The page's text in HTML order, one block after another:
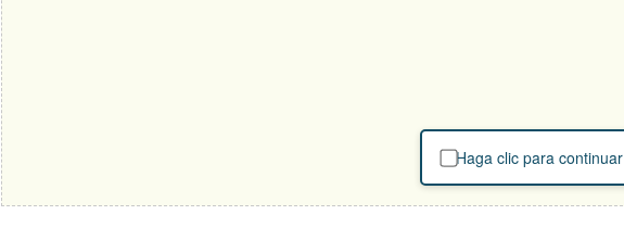
Haga clic para continuar